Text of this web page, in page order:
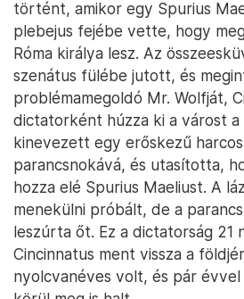
történt, amikor egy Spurius
plebejus fejébe vette, hogy
Róma királya lesz. Az
szenátus fülébe jutott, és
problémamegoldó Mr. Wolfját,
dictatorként húzza ki a várost a
kinevezett egy erőskezű
parancsnokává, és utasította,
hozza elé Spurius Maeliust. A
menekülni próbált, de a
leszúrta őt. Ez a dictatorság
Cincinnatus ment vissza a
nyolcvanéves volt, és pár